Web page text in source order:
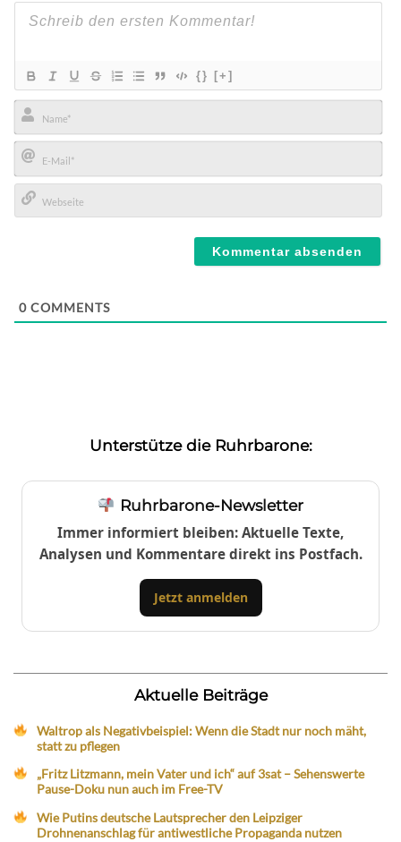
{} [+]
Name*
E-
Mail*
0 COMMENTS
Unterstütze die Ruhrbarone:
Ruhrbarone-Newsletter
Immer informiert bleiben: Aktuelle Texte,
Analysen und Kommentare direkt ins Postfach.
Jetzt anmelden
Aktuelle Beiträge
Waltrop als Negativbeispiel: Wenn die Stadt nur noch mäht,
statt zu pflegen
„Fritz Litzmann, mein Vater und ich“ auf 3sat – Sehenswerte
Pause-Doku nun auch im Free-TV
Wie Putins deutsche Lautsprecher den Leipziger
Drohnenanschlag für antiwestliche Propaganda nutzen